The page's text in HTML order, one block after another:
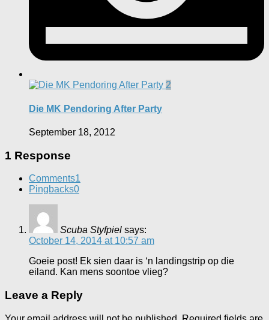
2
Die MK Pendoring After Party
September 18, 2012
1 Response
Comments1
Pingbacks0
Scuba Styfpiel says:
October 14, 2014 at 10:57 am
Goeie post! Ek sien daar is ‘n landingstrip op die
eiland. Kan mens soontoe vlieg?
Leave a Reply